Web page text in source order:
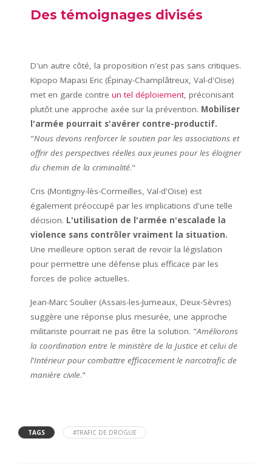
Des témoignages divisés
D'un autre côté, la proposition n'est pas sans critiques.
Kipopo Mapasi Eric (Épinay-Champlâtreux, Val-d'Oise)
met en garde contre un tel déploiement, préconisant
plutôt une approche axée sur la prévention. Mobiliser
l'armée pourrait s'avérer contre-productif.
"Nous devons renforcer le soutien par les associations et
offrir des perspectives réelles aux jeunes pour les éloigner
du chemin de la criminalité."
Cris (Montigny-lès-Cormeilles, Val-d'Oise) est
également préoccupé par les implications d'une telle
décision. L'utilisation de l'armée n'escalade la
violence sans contrôler vraiment la situation.
Une meilleure option serait de revoir la législation
pour permettre une défense plus efficace par les
forces de police actuelles.
Jean-Marc Soulier (Assais-les-Jumeaux, Deux-Sèvres)
suggère une réponse plus mesurée, une approche
militariste pourrait ne pas être la solution. "Améliorons
la coordination entre le ministère de la Justice et celui de
l'Intérieur pour combattre efficacement le narcotrafic de
manière civile."
TAGS #TRAFIC DE DROGUE